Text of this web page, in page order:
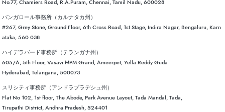
No.77, Chamiers Road, R.A.Puram, Chennai, Tamil Nadu, 600028
バンガロール事務所（カルナタカ州）
#267, Grey Stone, Ground Floor, 6th Cross Road, 1st Stage, Indira Nagar, Bengaluru, Karn
ataka, 560 038
ハイデラバード事務所（テランガナ州）
605/A, 5th Floor, Vasavi MPM Grand, Ameerpet, Yella Reddy Guda
Hyderabad, Telangana, 500073
スリシティ事務所（アンドラプラデシュ州）
Flat No 102, 1st floor, The Abode, Park Avenue Layout, Tada Mandal, Tada,
Tirupathi District, Andhra Pradesh, 524401